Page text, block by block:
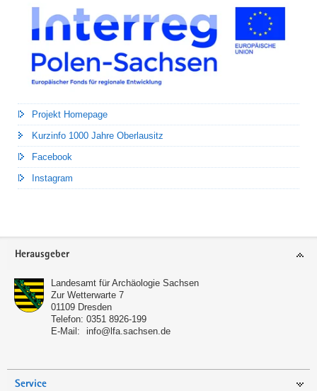
Projekt Homepage
Kurzinfo 1000 Jahre Oberlausitz
Facebook
Instagram
Footer-
Herausgeber
Landesamt für Archäologie Sachsen
Zur Wetterwarte 7
01109 Dresden
Telefon: 0351 8926-199
E-Mail:
info@lfa.sachsen.de
Service